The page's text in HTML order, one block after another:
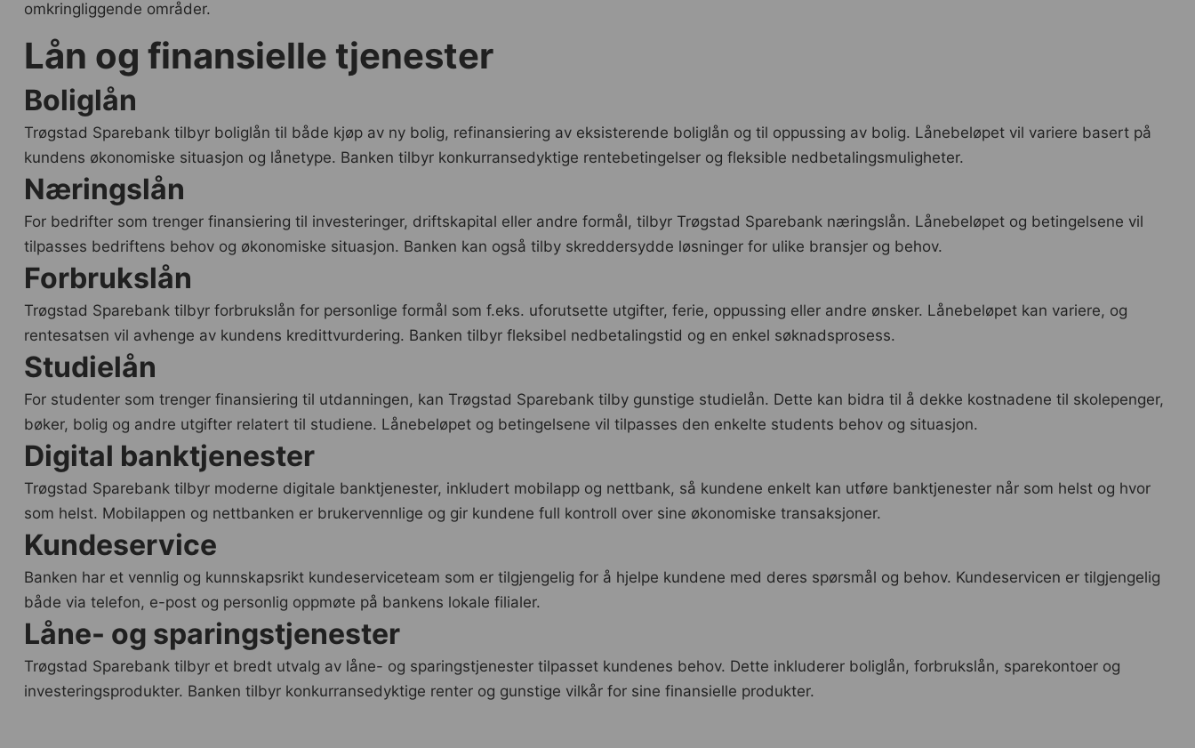
omkringliggende områder.
Lån og finansielle tjenester
Boliglån
Trøgstad Sparebank tilbyr boliglån til både kjøp av ny bolig, refinansiering av eksisterende boliglån og til oppussing av bolig. Lånebeløpet vil variere basert på
kundens økonomiske situasjon og lånetype. Banken tilbyr konkurransedyktige rentebetingelser og fleksible nedbetalingsmuligheter.
Næringslån
For bedrifter som trenger finansiering til investeringer, driftskapital eller andre formål, tilbyr Trøgstad Sparebank næringslån. Lånebeløpet og betingelsene vil
tilpasses bedriftens behov og økonomiske situasjon. Banken kan også tilby skreddersydde løsninger for ulike bransjer og behov.
Forbrukslån
Trøgstad Sparebank tilbyr forbrukslån for personlige formål som f.eks. uforutsette utgifter, ferie, oppussing eller andre ønsker. Lånebeløpet kan variere, og
rentesatsen vil avhenge av kundens kredittvurdering. Banken tilbyr fleksibel nedbetalingstid og en enkel søknadsprosess.
Studielån
For studenter som trenger finansiering til utdanningen, kan Trøgstad Sparebank tilby gunstige studielån. Dette kan bidra til å dekke kostnadene til skolepenger,
bøker, bolig og andre utgifter relatert til studiene. Lånebeløpet og betingelsene vil tilpasses den enkelte students behov og situasjon.
Digital banktjenester
Trøgstad Sparebank tilbyr moderne digitale banktjenester, inkludert mobilapp og nettbank, så kundene enkelt kan utføre banktjenester når som helst og hvor
som helst. Mobilappen og nettbanken er brukervennlige og gir kundene full kontroll over sine økonomiske transaksjoner.
Kundeservice
Banken har et vennlig og kunnskapsrikt kundeserviceteam som er tilgjengelig for å hjelpe kundene med deres spørsmål og behov. Kundeservicen er tilgjengelig
både via telefon, e-post og personlig oppmøte på bankens lokale filialer.
Låne- og sparingstjenester
Trøgstad Sparebank tilbyr et bredt utvalg av låne- og sparingstjenester tilpasset kundenes behov. Dette inkluderer boliglån, forbrukslån, sparekontoer og
investeringsprodukter. Banken tilbyr konkurransedyktige renter og gunstige vilkår for sine finansielle produkter.